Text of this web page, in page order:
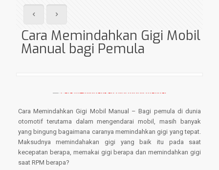
Cara Memindahkan Gigi Mobil
Manual bagi Pemula
Cara Memindahkan Gigi Mobil Manual – Bagi pemula di dunia
otomotif terutama dalam mengendarai mobil, masih banyak
yang bingung bagaimana caranya memindahkan gigi yang tepat.
Maksudnya memindahakan gigi yang baik itu pada saat
kecepatan berapa, memakai gigi berapa dan memindahkan gigi
saat RPM berapa?